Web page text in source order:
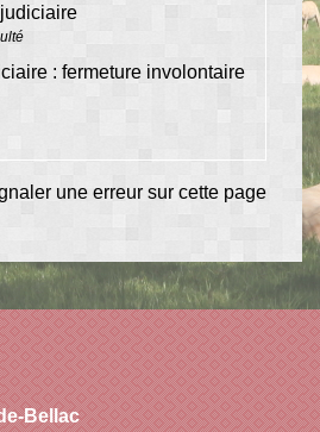
: fermeture involontaire
une erreur sur cette page
Bellac